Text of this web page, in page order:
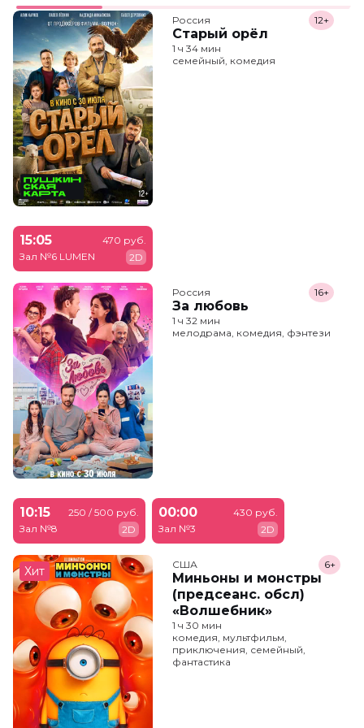
Россия
Старый орёл
12+
1 ч 34 мин
семейный, комедия
15:05
Зал №6 LUMEN
470 руб.
2D
Россия
За любовь
16+
1 ч 32 мин
мелодрама, комедия, фэнтези
10:15
Зал №8
250 / 500 руб.
2D
00:00
Зал №3
430 руб.
2D
Хит США
Миньоны и монстры
(предсеанс. обсл)
«Волшебник»
6+
1 ч 30 мин
комедия, мультфильм,
приключения, семейный,
фантастика